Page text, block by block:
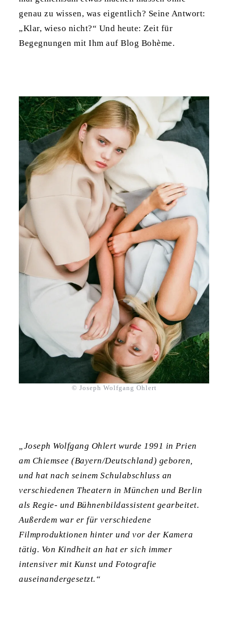
genau zu wissen, was eigentlich? Seine Antwort:
„Klar, wieso nicht?“ Und heute: Zeit für
Begegnungen mit Ihm auf Blog Bohème.
© Joseph Wolfgang Ohlert
„Joseph Wolfgang Ohlert wurde 1991 in Prien
am Chiemsee (Bayern/Deutschland) geboren,
und hat nach seinem Schulabschluss an
verschiedenen Theatern in München und Berlin
als Regie- und Bühnenbildassistent gearbeitet.
Außerdem war er für verschiedene
Filmproduktionen hinter und vor der Kamera
tätig. Von Kindheit an hat er sich immer
intensiver mit Kunst und Fotografie
auseinandergesetzt.“